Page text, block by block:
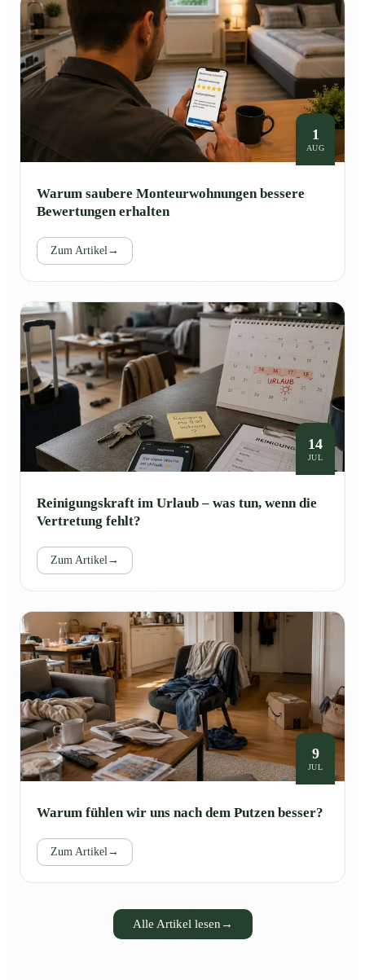
1
AUG
Warum saubere Monteurwohnungen bessere
Bewertungen erhalten
Zum Artikel→
14
JUL
Reinigungskraft im Urlaub – was tun, wenn die
Vertretung fehlt?
Zum Artikel→
9
JUL
Warum fühlen wir uns nach dem Putzen besser?
Zum Artikel→
Alle Artikel lesen →